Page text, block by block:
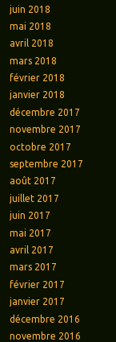
juin 2018
mai 2018
avril 2018
mars 2018
février 2018
janvier 2018
décembre 2017
novembre 2017
octobre 2017
septembre 2017
août 2017
juillet 2017
juin 2017
mai 2017
avril 2017
mars 2017
février 2017
janvier 2017
décembre 2016
novembre 2016